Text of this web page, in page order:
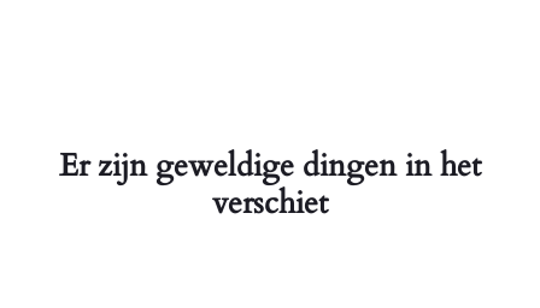
Er zijn geweldige dingen in het
verschiet